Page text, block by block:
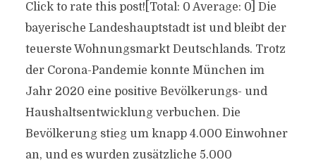
Click to rate this post![Total: 0 Average: 0] Die
bayerische Landeshauptstadt ist und bleibt der
teuerste Wohnungsmarkt Deutschlands. Trotz
der Corona-Pandemie konnte München im
Jahr 2020 eine positive Bevölkerungs- und
Haushaltsentwicklung verbuchen. Die
Bevölkerung stieg um knapp 4.000 Einwohner
an, und es wurden zusätzliche 5.000